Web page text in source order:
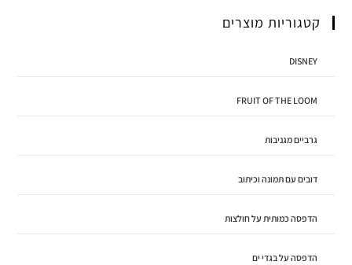
קטגוריות מוצרים
DISNEY
FRUIT OF THE LOOM
גרביים מגניבות
דובים עם תמונה וכיתוב
הדפסה כמותית על חולצות
הדפסה על בגדי ים